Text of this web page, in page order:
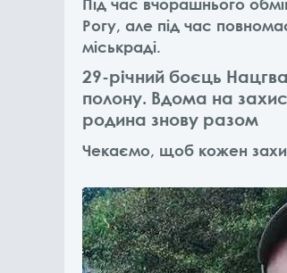
Під час вчорашнього
Рогу, але під час
міськраді.
29-річний боєць
полону. Вдома на
родина знову разом
Чекаємо, щоб кожен